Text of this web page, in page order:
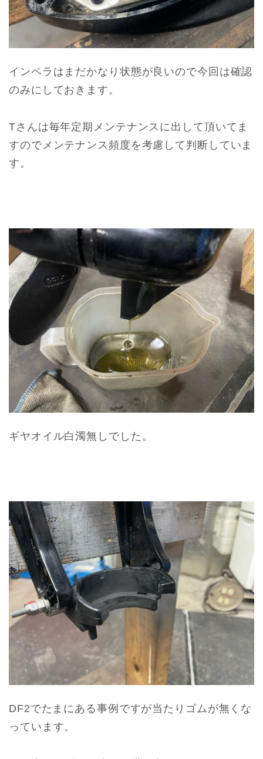
インペラはまだかなり状態が良いので今回は確認
のみにしておきます。
Tさんは毎年定期メンテナンスに出して頂いてま
すのでメンテナンス頻度を考慮して判断していま
す。
ギヤオイル白濁無しでした。
DF2でたまにある事例ですが当たりゴムが無くな
っています。